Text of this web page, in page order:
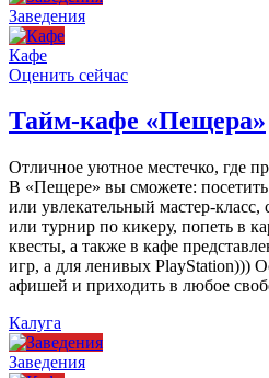
Заведения
Кафе
Оценить сейчас
Тайм-кафе «Пещера»
Отличное уютное местечко, где
В «Пещере» вы сможете:
или увлекательный мастер-
или турнир по кикеру, попеть в
квесты, а также в кафе
игр, а для ленивых PlayStation)))
афишей и приходить в любое
Калуга
Заведения